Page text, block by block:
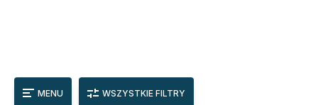
MENU WSZYSTKIE FILTRY